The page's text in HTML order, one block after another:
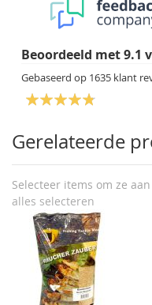
Beoordeeld met9.1
Gebaseerd op 1635 klant
Gerelateerde
Selecteer items om ze
alles selecteren